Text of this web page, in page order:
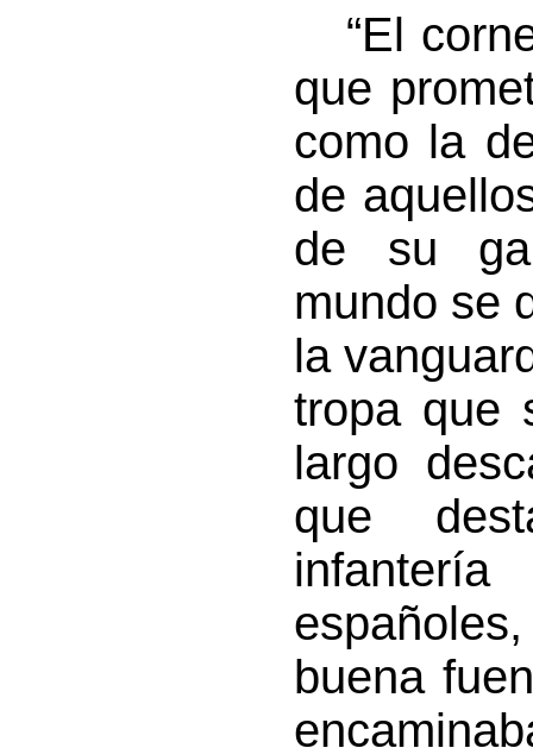
“El
que
como la
de
de su
mundo se
la
tropa que
largo
que
buena